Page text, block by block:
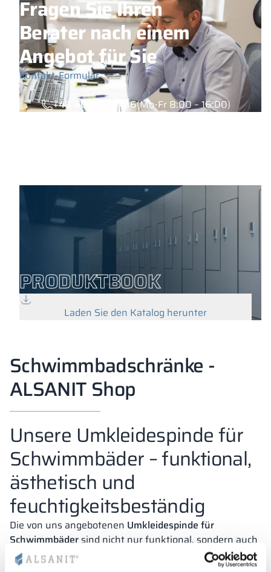
Fragen Sie Ihren
Berater nach einem
Angebot für Sie
Kontakt-Formular
+48 600 985 436(Mo-Fr 8:00 – 16:00)
PRODUKTBOOK
Laden Sie den Katalog herunter
Schwimmbadschränke -
ALSANIT Shop
Unsere Umkleidespinde für
Schwimmbäder – funktional,
ästhetisch und
feuchtigkeitsbeständig
Die von uns angebotenen Umkleidespinde für
Schwimmbädersind nicht nur funktional, sondern auch
optisch ansprechend und beständig gegen Feuchtigkeit.
Alle Modelle verfügen über ein
Belüftungssystem, das